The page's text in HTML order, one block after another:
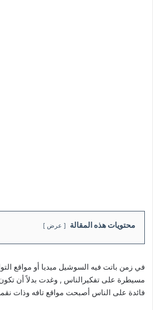
محتويات هذه المقالة عرض
في زمن باتت فيه السوشيل ميديا أو مواقع
مسيطرة على تفكيرالناس , وغدت بدلاً أن
فائدة على الناس أصبحت مواقع تافه وذات